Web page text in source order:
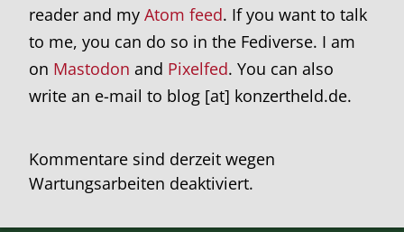
reader and my Atom feed. If you want to talk
to me, you can do so in the Fediverse. I am
on Mastodon and Pixelfed. You can also
write an e-mail to blog [at] konzertheld.de.
Kommentare sind derzeit wegen
Wartungsarbeiten deaktiviert.